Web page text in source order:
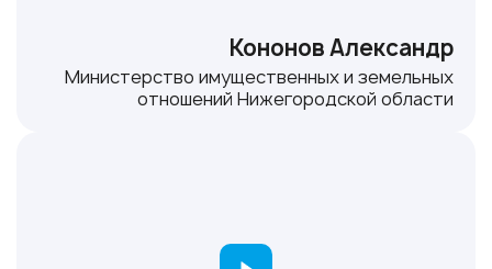
Кононов Александр
Министерство имущественных и земельных
отношений Нижегородской области